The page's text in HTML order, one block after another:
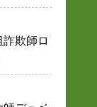
欺師ロ